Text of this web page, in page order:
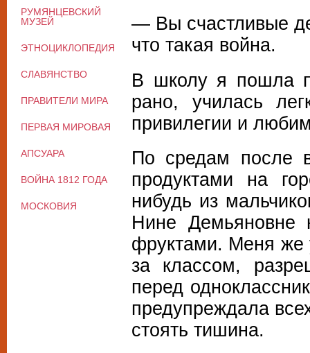
— Вы счастливые
что такая война.
В школу я пошла
рано, училась
привилегии и
По средам после
продуктами на
нибудь из
Нине Демьяновне
фруктами. Меня же
за классом,
перед
предупреждала
стоять тишина.
РУМЯНЦЕВСКИЙ
МУЗЕЙ
ЭТНОЦИКЛОПЕДИЯ
СЛАВЯНСТВО
ПРАВИТЕЛИ МИРА
ПЕРВАЯ МИРОВАЯ
АПСУАРА
ВОЙНА 1812 ГОДА
МОСКОВИЯ